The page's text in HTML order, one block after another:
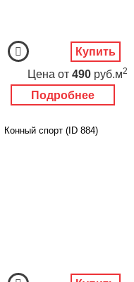
Подробнее
Цена от 490 руб.м2
Купить
Конный спорт (ID 884)